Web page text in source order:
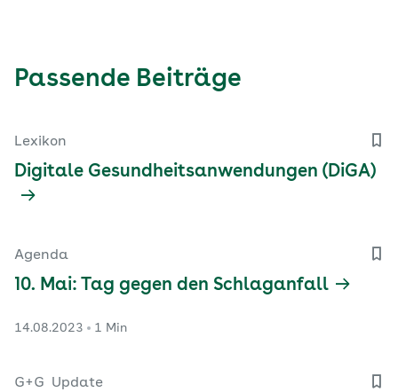
Passende Beiträge
Lexikon
Digitale Gesundheitsanwendungen (DiGA)
Agenda
10. Mai: Tag gegen den Schlaganfall
14.08.2023 1 Min
G+G Update